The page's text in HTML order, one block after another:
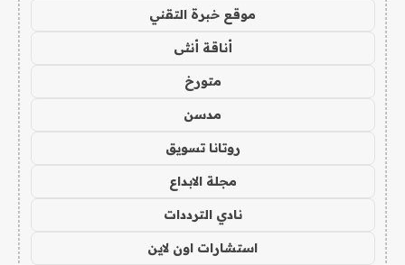
موقع خبرة التقني
أناقة أنثى
متورخ
مدسن
روتانا تسويق
مجلة الابداع
نادي الترددات
استشارات اون لاين